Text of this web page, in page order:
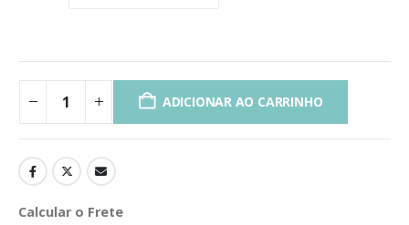
ADICIONAR AO CARRINHO
Calcular o Frete